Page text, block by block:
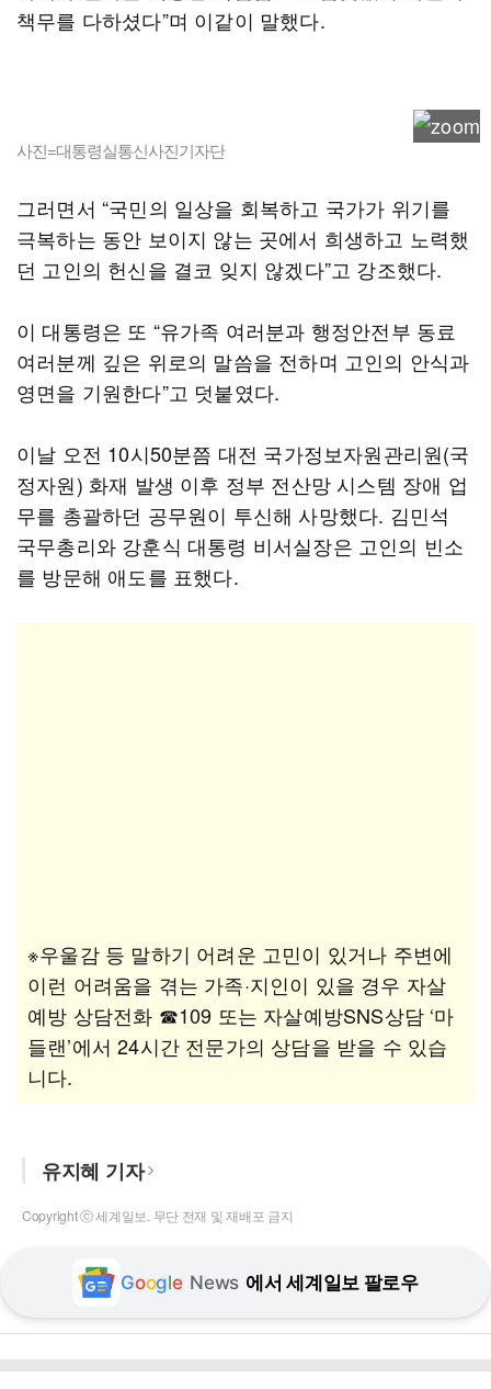
책무를 다하셨다”며 이같이 말했다.
사진=대통령실통신사진기자단
그러면서 “국민의 일상을 회복하고 국가가 위기를
극복하는 동안 보이지 않는 곳에서 희생하고 노력했
던 고인의 헌신을 결코 잊지 않겠다”고 강조했다.
이 대통령은 또 “유가족 여러분과 행정안전부 동료
여러분께 깊은 위로의 말씀을 전하며 고인의 안식과
영면을 기원한다”고 덧붙였다.
이날 오전 10시50분쯤 대전 국가정보자원관리원(국
정자원) 화재 발생 이후 정부 전산망 시스템 장애 업
무를 총괄하던 공무원이 투신해 사망했다. 김민석
국무총리와 강훈식 대통령 비서실장은 고인의 빈소
를 방문해 애도를 표했다.
※우울감 등 말하기 어려운 고민이 있거나 주변에
이런 어려움을 겪는 가족·지인이 있을 경우 자살
예방 상담전화 ☎109 또는 자살예방SNS상담 ‘마
들랜’에서 24시간 전문가의 상담을 받을 수 있습
니다.
유지혜 기자
Copyright ⓒ 세계일보. 무단 전재 및 재배포 금지
Google News 에서 세계일보 팔로우